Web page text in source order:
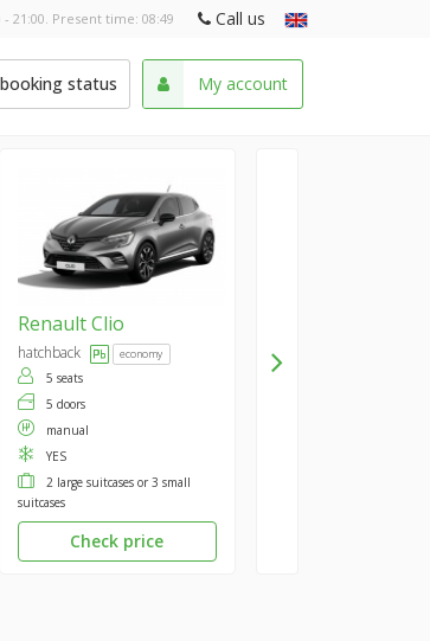
21:00. Present time: 08:49 Call us
status My account
RenaultClio
hatchback economy
5 seats
5 doors
manual
YES
2 large suitcases or 3 small
suitcases
Check price